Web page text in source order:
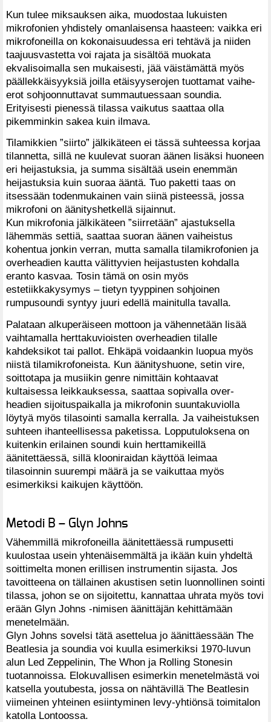
Kun tulee miksauksen aika, muodostaa lukuisten
mikrofonien yhdistely omanlaisensa haasteen: vaikka eri
mikrofoneilla on kokonaisuudessa eri tehtävä ja niiden
taajuusvastetta voi rajata ja sisältöä muokata
ekvalisoimalla sen mukaisesti, jää väistämättä myös
päällekkäisyyksiä joilla etäisyyserojen tuottamat vaihe-
erot sohjoonnuttavat summautuessaan soundia.
Erityisesti pienessä tilassa vaikutus saattaa olla
pikemminkin sakea kuin ilmava.
Tilamikkien ”siirto” jälkikäteen ei tässä suhteessa korjaa
tilannetta, sillä ne kuulevat suoran äänen lisäksi huoneen
eri heijastuksia, ja summa sisältää usein enemmän
heijastuksia kuin suoraa ääntä. Tuo paketti taas on
itsessään todenmukainen vain siinä pisteessä, jossa
mikrofoni on äänityshetkellä sijainnut.
Kun mikrofonia jälkikäteen ”siirretään” ajastuksella
lähemmäs settiä, saattaa suoran äänen vaiheistus
kohentua jonkin verran, mutta samalla tilamikrofonien ja
overheadien kautta välittyvien heijastusten kohdalla
eranto kasvaa. Tosin tämä on osin myös
estetiikkakysymys – tietyn tyyppinen sohjoinen
rumpusoundi syntyy juuri edellä mainitulla tavalla.
Palataan alkuperäiseen mottoon ja vähennetään lisää
vaihtamalla herttakuvioisten overheadien tilalle
kahdeksikot tai pallot. Ehkäpä voidaankin luopua myös
niistä tilamikrofoneista. Kun äänityshuone, setin vire,
soittotapa ja musiikin genre nimittäin kohtaavat
kultaisessa leikkauksessa, saattaa sopivalla over-
headien sijoituspaikalla ja mikrofonin suuntakuviolla
löytyä myös tilasointi samalla kerralla. Ja vaiheistuksen
suhteen ihanteellisessa paketissa. Lopputuloksena on
kuitenkin erilainen soundi kuin herttamikeillä
äänitettäessä, sillä klooniraidan käyttöä leimaa
tilasoinnin suurempi määrä ja se vaikuttaa myös
esimerkiksi kaikujen käyttöön.
Metodi B – Glyn Johns
Vähemmillä mikrofoneilla äänitettäessä rumpusetti
kuulostaa usein yhtenäisemmältä ja ikään kuin yhdeltä
soittimelta monen erillisen instrumentin sijasta. Jos
tavoitteena on tällainen akustisen setin luonnollinen sointi
tilassa, johon se on sijoitettu, kannattaa uhrata myös tovi
erään Glyn Johns -nimisen äänittäjän kehittämään
menetelmään.
Glyn Johns sovelsi tätä asettelua jo äänittäessään The
Beatlesia ja soundia voi kuulla esimerkiksi 1970-luvun
alun Led Zeppelinin, The Whon ja Rolling Stonesin
tuotannoissa. Elokuvallisen esimerkin menetelmästä voi
katsella youtubesta, jossa on nähtävillä The Beatlesin
viimeinen yhteinen esiintyminen levy-yhtiönsä toimitalon
katolla Lontoossa.